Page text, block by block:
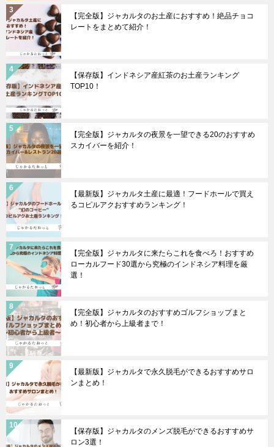
【完全版】ジャカルタのお土産におすすめ！絶品チョコ
レートをまとめて紹介！
【保存版】インドネシア産紅茶のお土産ランキング
TOP10！
【完全版】ジャカルタの夜景を一望できる20のおすすめ
スカイバーを紹介！
【最新版】ジャカルタ土産に最適！フードホールで買え
るコピルアクおすすめランキング！
【完全版】ジャカルタに来たらこれを食べろ！おすすめ
ローカルフード30選から究極のインドネシア料理を厳
選！
【完全版】ジャカルタのおすすめゴルフショップまと
め！初心者から上級者まで！
【最新版】ジャカルタで永久脱毛ができるおすすめサロ
ンまとめ！
【保存版】ジャカルタのメンズ脱毛ができるおすすめサ
ロン3選！